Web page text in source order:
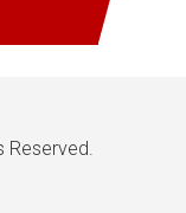
Reserved.